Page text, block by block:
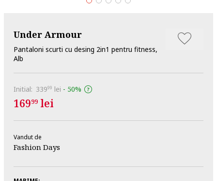
Under Armour
Pantaloni scurti cu desing 2in1 pentru fitness,
Alb
Initial: 33999 lei - 50%
16999 lei
Vandut de
Fashion Days